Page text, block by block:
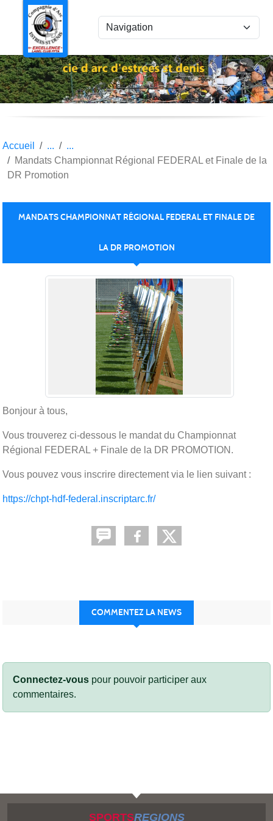
Accueil
Mandats Championnat Régional FEDERAL et Finale de la
DR Promotion
MANDATS CHAMPIONNAT RÉGIONAL FEDERAL ET FINALE DE
LA DR PROMOTION
Bonjour à tous,
Vous trouverez ci-dessous le mandat du Championnat
Régional FEDERAL + Finale de la DR PROMOTION.
Vous pouvez vous inscrire directement via le lien suivant :
https://chpt-hdf-federal.inscriptarc.fr/
COMMENTEZ LA NEWS
Connectez-vous pour pouvoir participer aux
commentaires.
SPORTSREGIONS
Panneau de gestion des cookies